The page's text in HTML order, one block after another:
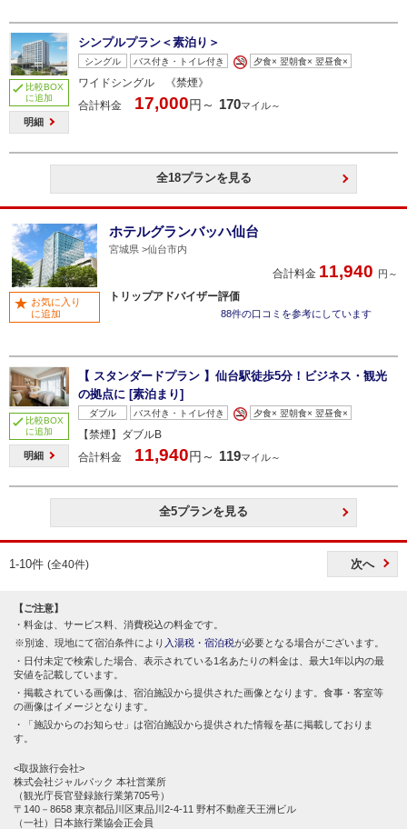
比較BOX
に追加
明細
シンプルプラン＜素泊り＞
シングル バス付き・トイレ付き 夕食× 翌朝食× 翌昼食×
ワイドシングル 《禁煙》
合計料金
17,000円～ 170マイル～
全18プランを見る
ホテルグランバッハ仙台
宮城県 仙台市内
合計料金 11,940 円～
トリップアドバイザー評価
88件の口コミを参考にしています
お気に入り
に追加
比較BOX
に追加
明細
【 スタンダードプラン 】仙台駅徒歩5分！ビジネス・観光
の拠点に [素泊まり]
ダブル バス付き・トイレ付き 夕食× 翌朝食× 翌昼食×
【禁煙】ダブルB
合計料金
11,940円～ 119マイル～
全5プランを見る
1-10件 (全40件) 次へ
【ご注意】
料金は、サービス料、消費税込の料金です。
別途、現地にて宿泊条件により 入湯税・宿泊税が必要となる場合がございます。
日付未定で検索した場合、表示されている1名あたりの料金は、最大1年以内の最
安値を記載しています。
掲載されている画像は、宿泊施設から提供された画像となります。食事・客室等
の画像はイメージとなります。
「施設からのお知らせ」は宿泊施設から提供された情報を基に掲載しておりま
す。
<取扱旅行会社>
株式会社ジャルパック 本社営業所
（観光庁長官登録旅行業第705号）
〒140－8658 東京都品川区東品川2-4-11 野村不動産天王洲ビル
（一社）日本旅行業協会正会員